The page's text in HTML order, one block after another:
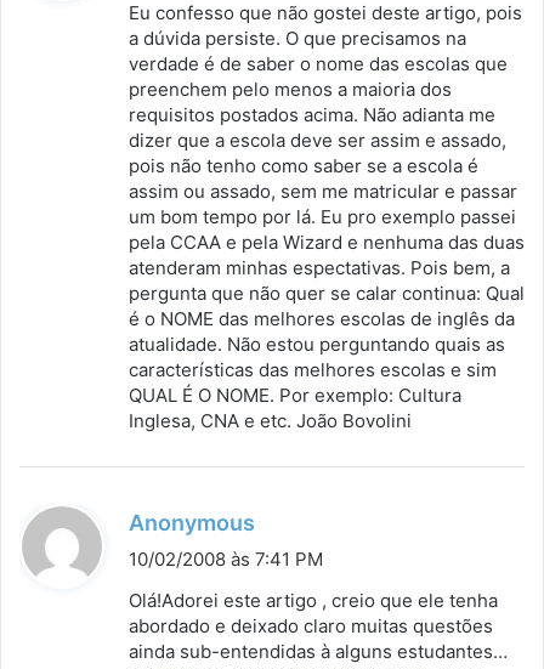
s
e
:
Eu confesso que não gostei deste artigo, pois
a dúvida persiste. O que precisamos na
verdade é de saber o nome das escolas que
preenchem pelo menos a maioria dos
requisitos postados acima. Não adianta me
dizer que a escola deve ser assim e assado,
pois não tenho como saber se a escola é
assim ou assado, sem me matricular e passar
um bom tempo por lá. Eu pro exemplo passei
pela CCAA e pela Wizard e nenhuma das duas
atenderam minhas espectativas. Pois bem, a
pergunta que não quer se calar continua: Qual
é o NOME das melhores escolas de inglês da
atualidade. Não estou perguntando quais as
características das melhores escolas e sim
QUAL É O NOME. Por exemplo: Cultura
Inglesa, CNA e etc. João Bovolini
Anonymous
i
s
e
10/02/2008 às 7:41 PM
Olá!Adorei este artigo , creio que ele tenha
abordado e deixado claro muitas questões
ainda sub-entendidas à alguns estudantes…